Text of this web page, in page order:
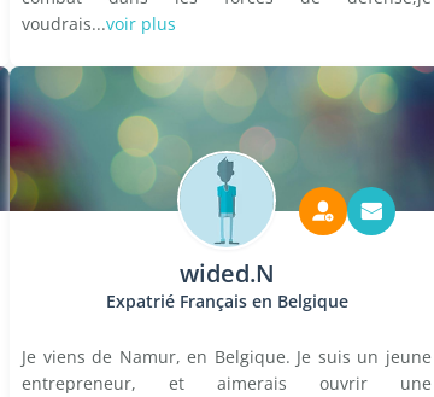
voudrais...voir plus
wided.N
Expatrié Français en Belgique
Je viens de Namur, en Belgique. Je suis un jeune
entrepreneur, et aimerais ouvrir une